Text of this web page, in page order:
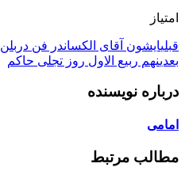
امتیاز
قبلی‏ایشون آقای الکساندر فن دربلن
بعدینهم ربیع الاول روز تجلی حاکم
درباره نویسنده
امامی
مطالب مرتبط